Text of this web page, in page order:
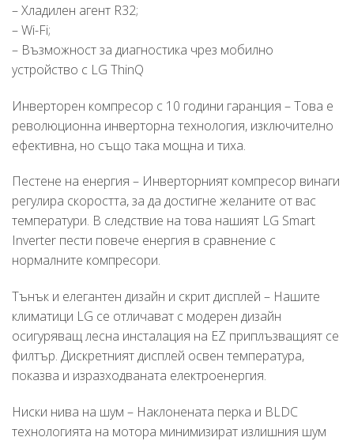
– Хладилен агент R32;
– Wi-Fi;
– Възможност за диагностика чрез мобилно
устройство с LG ThinQ
Инверторен компресор с 10 години гаранция – Това е
революционна инверторна технология, изключително
ефективна, но също така мощна и тиха.
Пестене на енергия – Инверторният компресор винаги
регулира скоростта, за да достигне желаните от вас
температури. В следствие на това нашият LG Smart
Inverter пести повече енергия в сравнение с
нормалните компресори.
Тънък и елегантен дизайн и скрит дисплей – Нашите
климатици LG се отличават с модерен дизайн
осигуряващ лесна инсталация на EZ приплъзващият се
филтър. Дискретният дисплей освен температура,
показва и изразходваната електроенергия.
Ниски нива на шум – Наклонената перка и BLDC
технологията на мотора минимизират излишния шум